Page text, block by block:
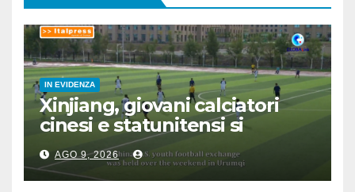
IN EVIDENZA
Xinjiang, giovani calciatori
cinesi e statunitensi si
incontrano grazie a sport
AGO 9, 2026